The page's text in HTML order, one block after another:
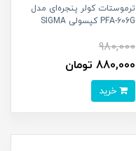
ترموستات کولر پنجره‌ای مدل
PFA-606G کپسولی SIGMA
980,000
880,000 تومان